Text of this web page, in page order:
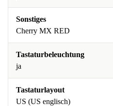
Sonstiges
Cherry MX RED
Tastaturbeleuchtung
ja
Tastaturlayout
US (US englisch)